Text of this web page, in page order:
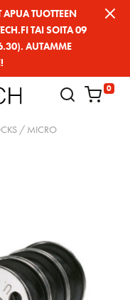
APUA TUOTTEEN
TAI SOITA 09
AUTAMME
0
/ MICRO